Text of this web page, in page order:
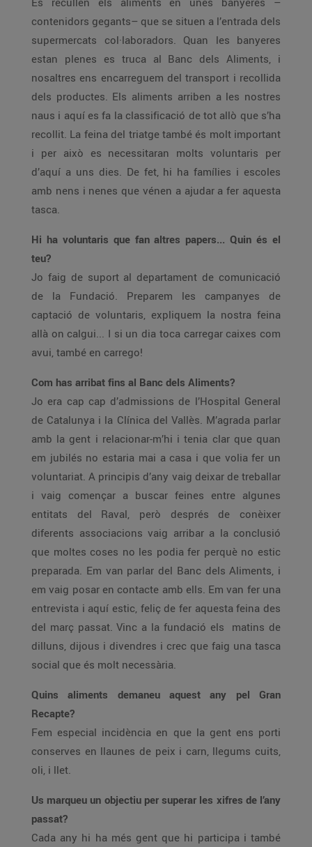
contenidors gegants– que se situen a l’entrada dels
supermercats col·laboradors. Quan les banyeres
estan plenes es truca al Banc dels Aliments, i
nosaltres ens encarreguem del transport i recollida
dels productes. Els aliments arriben a les nostres
naus i aquí es fa la classificació de tot allò que s’ha
recollit. La feina del triatge també és molt important
i per això es necessitaran molts voluntaris per
d’aquí a uns dies. De fet, hi ha famílies i escoles
amb nens i nenes que vénen a ajudar a fer aquesta
tasca.
Hi ha voluntaris que fan altres papers... Quin és el
teu?
Jo faig de suport al departament de comunicació
de la Fundació. Preparem les campanyes de
captació de voluntaris, expliquem la nostra feina
allà on calgui... I si un dia toca carregar caixes com
avui, també en carrego!
Com has arribat fins al Banc dels Aliments?
Jo era cap cap d’admissions de l’Hospital General
de Catalunya i la Clínica del Vallès. M’agrada parlar
amb la gent i relacionar-m’hi i tenia clar que quan
em jubilés no estaria mai a casa i que volia fer un
voluntariat. A principis d’any vaig deixar de treballar
i vaig començar a buscar feines entre algunes
entitats del Raval, però després de conèixer
diferents associacions vaig arribar a la conclusió
que moltes coses no les podia fer perquè no estic
preparada. Em van parlar del Banc dels Aliments, i
em vaig posar en contacte amb ells. Em van fer una
entrevista i aquí estic, feliç de fer aquesta feina des
del març passat. Vinc a la fundació els matins de
dilluns, dijous i divendres i crec que faig una tasca
social que és molt necessària.
Quins aliments demaneu aquest any pel Gran
Recapte?
Fem especial incidència en que la gent ens porti
conserves en llaunes de peix i carn, llegums cuits,
oli, i llet.
Us marqueu un objectiu per superar les xifres de l’any
passat?
Cada any hi ha més gent que hi participa i també